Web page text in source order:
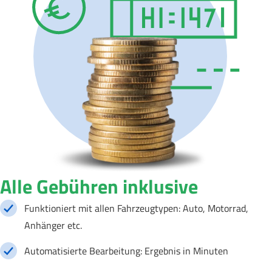
Alle Gebühren inklusive
Funktioniert mit allen Fahrzeugtypen: Auto, Motorrad,
Anhänger etc.
Automatisierte Bearbeitung: Ergebnis in Minuten